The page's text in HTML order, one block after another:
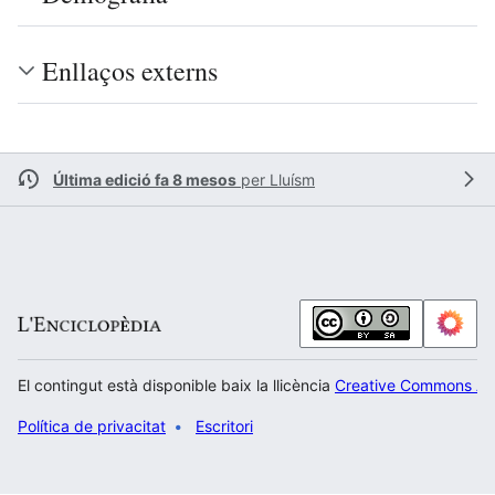
Enllaços externs
Última edició fa 8 mesos per Lluísm
El contingut està disponible baix la llicència Creative Commons
Política de privacitat Escritori